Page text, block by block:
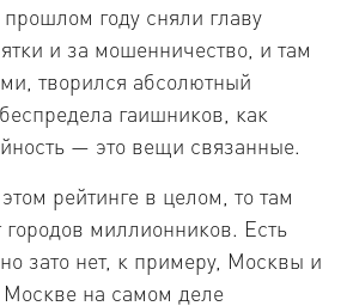
году сняли главу
и за мошенничество, и там
творился абсолютный
гаишников, как
— это вещи связанные.
рейтинге в целом, то там
миллионников. Есть
зато нет, к примеру, Москвы и
на самом деле